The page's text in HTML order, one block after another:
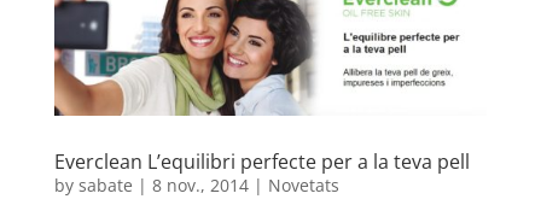
Everclean L’equilibri perfecte per a la teva pell
by sabate | 8 nov., 2014| Novetats